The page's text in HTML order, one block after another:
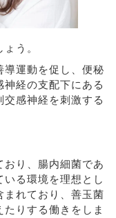
う。
導運動を促し、便秘
経の支配下にある
感神経を刺激する
り、腸内細菌であ
る環境を理想とし
まれており、善玉菌
りする働きをしま